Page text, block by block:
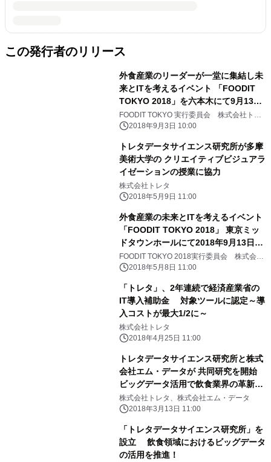
この発行者のリリース
外食産業のリーダーが一堂に集結し未
来とITを考えるイベント 「FOODIT
TOKYO 2018」を六本木にて9月13日
に開催
FOODIT TOKYO 実行委員会 株式会社トレ
タ 2018年9月3日 10:00
トレタデータサイエンス研究所が多摩
美術大学の クリエイティブビジュアラ
イゼーションの授業に協力
株式会社トレタ
2018年5月9日 11:00
外食産業の未来とITを考えるイベント
「FOODIT TOKYO 2018」 東京ミッ
ドタウンホールにて2018年9月13日開
催決定
FOODIT TOKYO 2018実行委員会 株式会社
トレタ2018年5月8日 11:00
「トレタ」、2年連続で経済産業省の
IT導入補助金 対象ツールに認定～導
入コストが最大1/2に～
株式会社トレタ
2018年4月25日 11:00
トレタデータサイエンス研究所と株式
会社エム・データが 共同研究を開始
ビッグデータ活用で飲食業界の革新を
目指す
株式会社トレタ、株式会社エム・データ
2018年3月13日 11:00
「トレタデータサイエンス研究所」を
設立 飲食領域におけるビッグデータ
の活用を推進！